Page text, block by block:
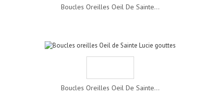
Boucles Oreilles Oeil De Sainte...
Boucles Oreilles Oeil De Sainte...